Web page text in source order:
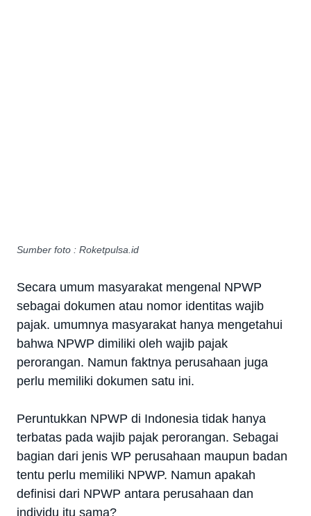
Sumber foto : Roketpulsa.id
Secara umum masyarakat mengenal NPWP
sebagai dokumen atau nomor identitas wajib
pajak. umumnya masyarakat hanya mengetahui
bahwa NPWP dimiliki oleh wajib pajak
perorangan. Namun faktnya perusahaan juga
perlu memiliki dokumen satu ini.
Peruntukkan NPWP di Indonesia tidak hanya
terbatas pada wajib pajak perorangan. Sebagai
bagian dari jenis WP perusahaan maupun badan
tentu perlu memiliki NPWP. Namun apakah
definisi dari NPWP antara perusahaan dan
individu itu sama?